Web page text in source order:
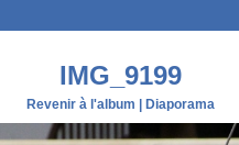
IMG_9199
Revenir à l'album Diaporama